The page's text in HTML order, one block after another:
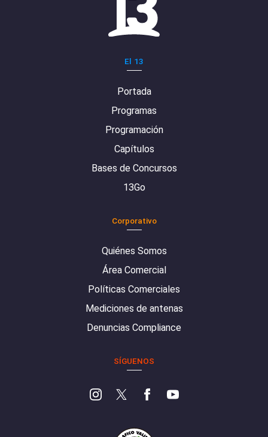
El 13
Portada
Programas
Programación
Capítulos
Bases de Concursos
13Go
Corporativo
Quiénes Somos
Área Comercial
Políticas Comerciales
Mediciones de antenas
Denuncias Compliance
SÍGUENOS